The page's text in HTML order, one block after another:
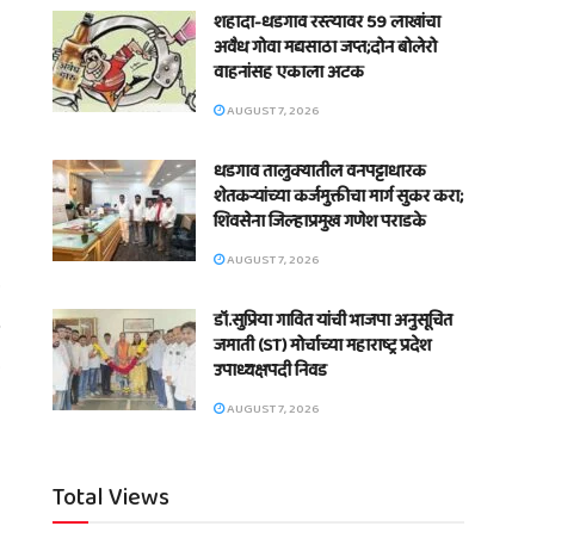
शहादा-धडगाव रस्त्यावर 59 लाखांचा
अवैध गोवा मद्यसाठा जप्त;दोन बोलेरो
वाहनांसह एकाला अटक
AUGUST 7, 2026
धडगाव तालुक्यातील वनपट्टाधारक
शेतकऱ्यांच्या कर्जमुक्तीचा मार्ग सुकर करा;
शिवसेना जिल्हाप्रमुख गणेश पराडके
AUGUST 7, 2026
डॉ.सुप्रिया गावित यांची भाजपा अनुसूचित
जमाती (ST) मोर्चाच्या महाराष्ट्र प्रदेश
उपाध्यक्षपदी निवड
AUGUST 7, 2026
Total Views